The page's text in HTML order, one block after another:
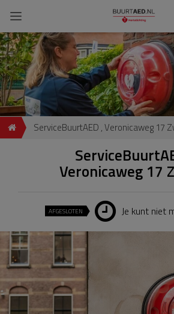
ServiceBuurtAED , Veronicaweg 17
Veronicaweg 17
AFGESLOTEN Je kunt niet